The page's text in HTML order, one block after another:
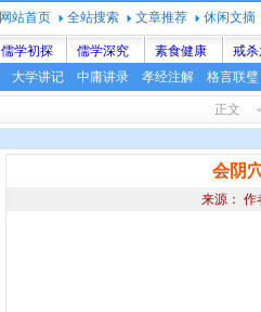
网站首页 全站搜索 文章推荐 休闲文摘
儒学初探 儒学深究 素食健康
戒
大学讲记 中庸讲录 孝经注解 格言联璧
正文
会阴
来源：